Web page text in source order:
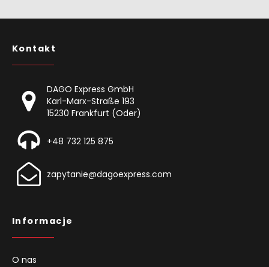
Kontakt
DAGO Express GmbH
Karl-Marx-Straße 193
15230 Frankfurt (Oder)
+48 732 125 875
zapytanie@dagoexpress.com
Informacje
O nas